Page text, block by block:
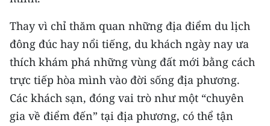
Thay vì chỉ thăm quan những địa điểm du lịch
đông đúc hay nổi tiếng, du khách ngày nay ưa
thích khám phá những vùng đất mới bằng cách
trực tiếp hòa mình vào đời sống địa phương.
Các khách sạn, đóng vai trò như một “chuyên
gia về điểm đến” tại địa phương, có thể tận